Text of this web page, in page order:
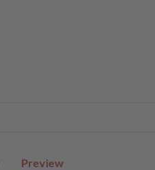
Preview